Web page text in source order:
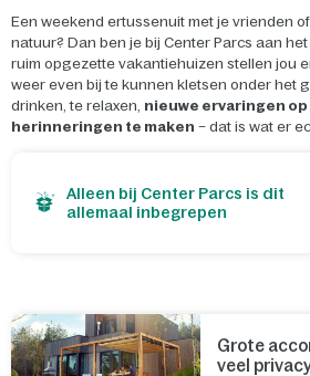
Een weekend ertussenuit met je vrienden
natuur? Dan ben je bij Center Parcs aan
ruim opgezette vakantiehuizen stellen jou
weer even bij te kunnen kletsen onder het
drinken, te relaxen, nieuwe ervaringen op
herinneringen te maken – dat is wat er
Alleen bij Center Parcs is dit
allemaal inbegrepen
Grote
veel